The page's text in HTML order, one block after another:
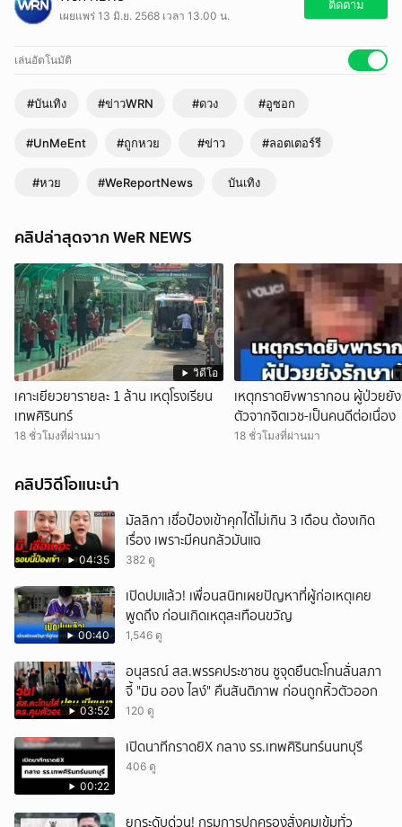
เผยแพร่ 13 มิ.ย. 2568 เวลา 13.00 น.
ติดตาม
เล่นอัตโนมัติ
#บันเทิง #ข่าวWRN #ดวง #อูซอก
#UnMeEnt #ถูกหวย #ข่าว #ลอตเตอร์รี
#หวย #WeReportNews บันเทิง
คลิปล่าสุดจาก WeR NEWS
วิดีโอ
เคาะเยียวยารายละ 1 ล้าน เหตุโรงเรียน
เทพศิรินทร์
18 ชั่วโมงที่ผ่านมา
เหตุกราดยิvพารากอน ผู้ป่วยยั
ตัวจากจิตเวช-เป็นคนดีต่อเนื่อง
18 ชั่วโมงที่ผ่านมา
คลิปวิดีโอแนะนำ
04:35
มัลลิกา เชื่อป๋องเข้าคุกได้ไม่เกิน 3 เดือน ต้องเกิด
เรื่อง เพราะมีคนกลัวมันแฉ
382 ดู
00:40
เปิดปมแล้ว! เพื่อนสนิทเผยปัญหาที่ผู้ก่อเหตุเคย
พูดถึง ก่อนเกิดเหตุสะเทือนขวัญ
1,546 ดู
03:52
อนุสรณ์ สส.พรรคประชาชน ชูจุดยืนตะโกนลั่นสภา
จี้ "มิน ออง ไลง์" คืนสันติภาพ ก่อนถูกหิ้วตัวออก
120 ดู
00:22
เปิดนาทีกราดยิX กลาง รร.เทพศิรินทร์นนทบุรี
406 ดู
ยกระดับด่วน! กรมการปกครองสั่งคุมเข้มทั่ว